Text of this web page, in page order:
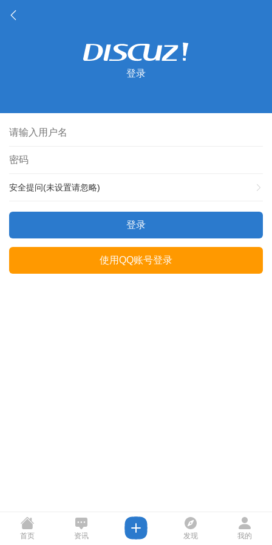
登录
安全提问(未设置请忽略)
登录
使用QQ账号登录
首页 资讯 发现 我的